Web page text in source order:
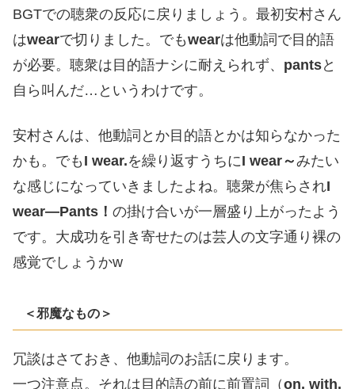
BGTでの聴衆の反応に戻りましょう。最初安村さん
はwearで切りました。でもwearは他動詞で目的語
が必要。聴衆は目的語ナシに耐えられず、 pantsと
自ら叫んだ…というわけです。
安村さんは、他動詞とか目的語とかは知らなかった
かも。でも I wear.を繰り返すうちにI wear～みたい
な感じになっていきましたよね。聴衆が焦らされI
wear―Pants！ の掛け合いが一層盛り上がったよう
です。大成功を引き寄せたのは芸人の文字通り裸の
感覚でしょうかw
＜邪魔なもの＞
冗談はさておき、他動詞のお話に戻ります。
一つ注意点。それは目的語の前に前置詞（on, with,